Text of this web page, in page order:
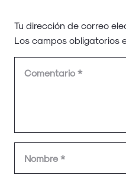
Tu dirección de correo
Los campos obligatorios